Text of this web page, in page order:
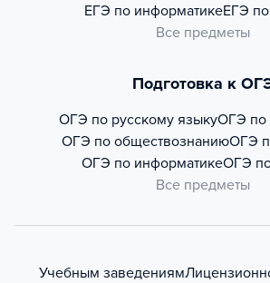
ЕГЭ по информатикеЕГЭ
Все предметы
Подготовка к
ОГЭ по русскому языкуОГЭ по
ОГЭ по обществознаниюОГЭ
ОГЭ по информатикеОГЭ
Все предметы
Учебным заведениям